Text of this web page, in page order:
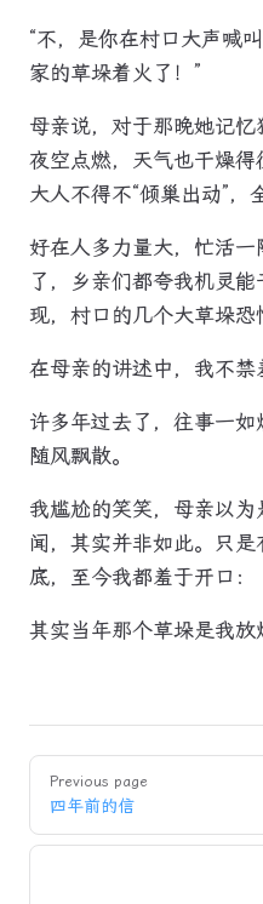
“不，是你在村口大声喊
家的草垛着火了！”
母亲说，对于那晚她记
夜空点燃，天气也干燥
大人不得不“倾巢出动”，
好在人多力量大，忙活
了，乡亲们都夸我机灵
现，村口的几个大草垛恐
在母亲的讲述中，我不禁
许多年过去了，往事一
随风飘散。
我尴尬的笑笑，母亲以
闻，其实并非如此。只
底，至今我都羞于开口：
其实当年那个草垛是我放
Pager
Previous page
四年前的信